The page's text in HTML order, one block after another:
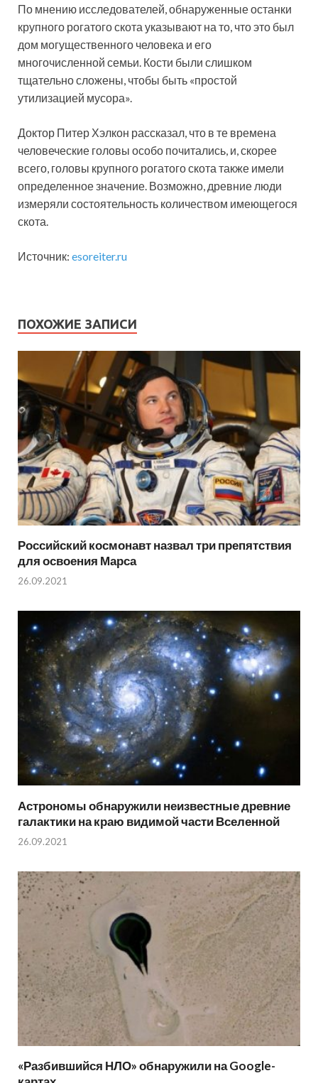
По мнению исследователей, обнаруженные останки
крупного рогатого скота указывают на то, что это был
дом могущественного человека и его
многочисленной семьи. Кости были слишком
тщательно сложены, чтобы быть «простой
утилизацией мусора».
Доктор Питер Хэлкон рассказал, что в те времена
человеческие головы особо почитались, и, скорее
всего, головы крупного рогатого скота также имели
определенное значение. Возможно, древние люди
измеряли состоятельность количеством имеющегося
скота.
Источник: esoreiter.ru
ПОХОЖИЕ ЗАПИСИ
Российский космонавт назвал три препятствия
для освоения Марса
26.09.2021
Астрономы обнаружили неизвестные древние
галактики на краю видимой части Вселенной
26.09.2021
«Разбившийся НЛО» обнаружили на Google-